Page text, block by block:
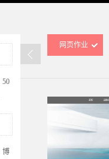
50
博
网页作业